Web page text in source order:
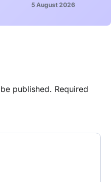
5 August 2026
published. Required